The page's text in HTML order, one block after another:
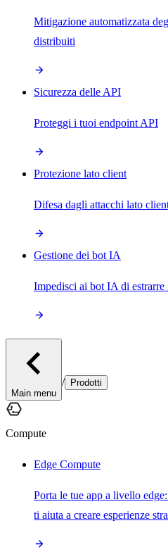
Mitigazione automatizzata
distribuiti
Sicurezza delle API
Proteggi i tuoi endpoint API
Protezione lato client
Difesa dagli attacchi lato
Gestione dei bot IA
Impedisci ai bot IA di
Main menu
/ Prodotti
Compute
Edge Compute
Porta le tue app a livello
ti aiuta a creare esperienze